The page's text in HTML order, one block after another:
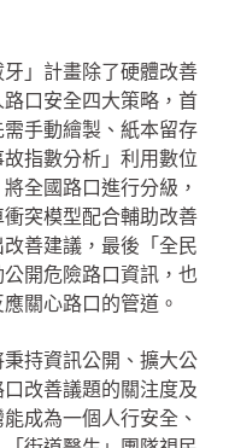
」計畫除了硬體改善
口安全四大策略，首
手動繪製、紙本留存
指數分析」利用數位
全國路口進行分級，
突模型配合輔助改善
善建議，最後「全民
開危險路口資訊，也
關心路口的管道。
持資訊公開、擴大公
改善議題的關注度及
成為一個人行安全、